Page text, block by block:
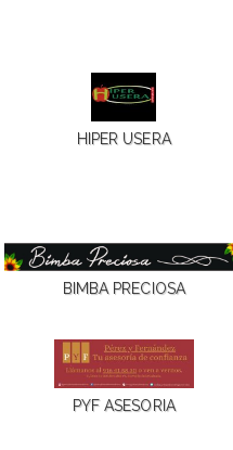
HIPER USERA
BIMBA PRECIOSA
PYF ASESORIA